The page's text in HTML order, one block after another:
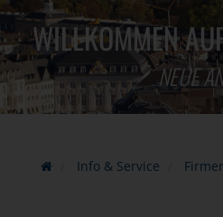
WILLKOMMEN
NEUE
Info & Service